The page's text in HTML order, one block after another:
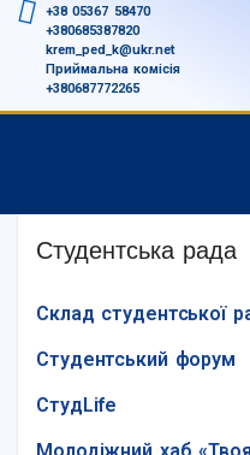
+38 05367 58470
+380685387820
krem_ped_k@ukr.net
Приймальна комісія
+380687772265
Студентська рада
Склад студентської
Студентський форум
СтудLife
Молодіжний хаб «Твоя